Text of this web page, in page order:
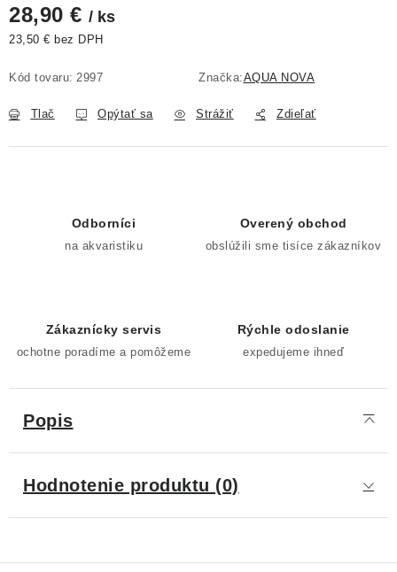
28,90 € / ks
23,50 € bez DPH
Kód tovaru: 2997 Značka:AQUA NOVA
Tlač Opýtať sa Strážiť Zdieľať
Odborníci
na akvaristiku
Overený obchod
obslúžili sme tisíce zákazníkov
Zákaznícky servis
ochotne poradíme a pomôžeme
Rýchle odoslanie
expedujeme ihneď
Popis
Hodnotenie produktu (0)